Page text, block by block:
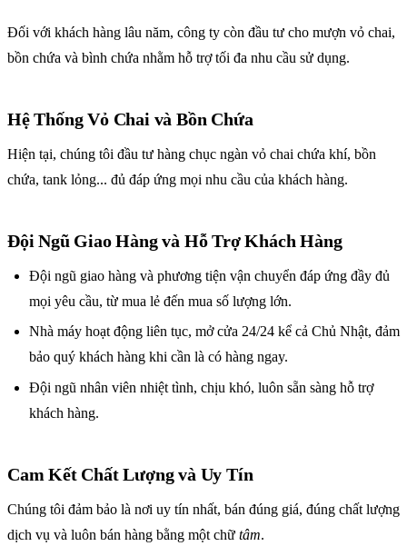
Đối với khách hàng lâu năm, công ty còn đầu tư cho mượn vỏ chai,
bồn chứa và bình chứa nhằm hỗ trợ tối đa nhu cầu sử dụng.
Hệ Thống Vỏ Chai và Bồn Chứa
Hiện tại, chúng tôi đầu tư hàng chục ngàn vỏ chai chứa khí, bồn
chứa, tank lỏng... đủ đáp ứng mọi nhu cầu của khách hàng.
Đội Ngũ Giao Hàng và Hỗ Trợ Khách Hàng
Đội ngũ giao hàng và phương tiện vận chuyển đáp ứng đầy đủ
mọi yêu cầu, từ mua lẻ đến mua số lượng lớn.
Nhà máy hoạt động liên tục, mở cửa 24/24 kể cả Chủ Nhật, đảm
bảo quý khách hàng khi cần là có hàng ngay.
Đội ngũ nhân viên nhiệt tình, chịu khó, luôn sẵn sàng hỗ trợ
khách hàng.
Cam Kết Chất Lượng và Uy Tín
Chúng tôi đảm bảo là nơi uy tín nhất, bán đúng giá, đúng chất lượng
dịch vụ và luôn bán hàng bằng một chữ tâm.